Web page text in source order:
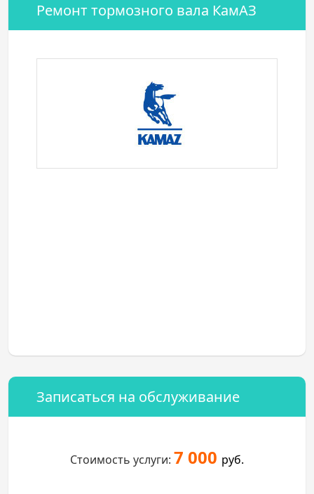
Ремонт тормозного вала КамАЗ
Записаться на обслуживание
Стоимость услуги: 7 000 руб.